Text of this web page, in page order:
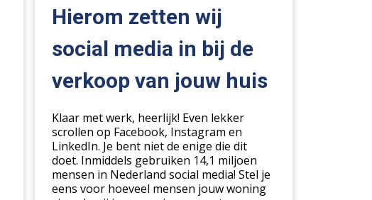
social
media
van
jouw
huis
Hierom zetten wij
social media in bij de
verkoop van jouw huis
Klaar met werk, heerlijk! Even lekker
scrollen op Facebook, Instagram en
LinkedIn. Je bent niet de enige die dit
doet. Inmiddels gebruiken 14,1 miljoen
mensen in Nederland social media! Stel je
eens voor hoeveel mensen jouw woning